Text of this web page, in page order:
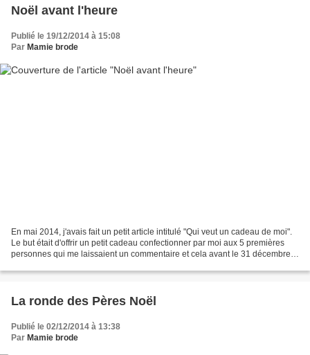
Noël avant l'heure
Publié le 19/12/2014 à 15:08
Par Mamie brode
En mai 2014, j'avais fait un petit article intitulé "Qui veut un cadeau de moi".
Le but était d'offrir un petit cadeau confectionner par moi aux 5 premières
personnes qui me laissaient un commentaire et cela avant le 31 décembre
La ronde des Pères Noël
Publié le 02/12/2014 à 13:38
Par Mamie brode